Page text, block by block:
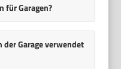
für Garagen?
Garage verwendet